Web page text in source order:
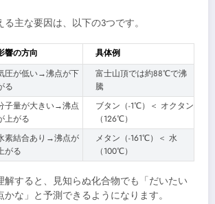
主な要因は、以下の3つです。
響の方向 具体例
圧が低い→沸点が下
る
富士山頂では約88℃で沸
騰
子量が大きい→沸点
上がる
ブタン（-1℃）＜ オクタン
（126℃）
素結合あり→沸点が
がる
メタン（-161℃）＜ 水
（100℃）
解すると、見知らぬ化合物でも「だいたい
な」と予測できるようになります。